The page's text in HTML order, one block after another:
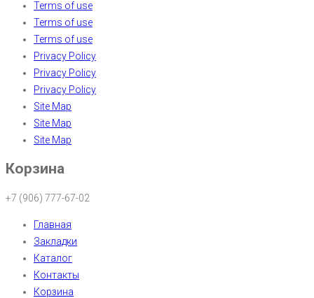
Terms of use
Terms of use
Terms of use
Privacy Policy
Privacy Policy
Privacy Policy
Site Map
Site Map
Site Map
Корзина
+7 (906) 777-67-02
Главная
Закладки
Каталог
Контакты
Корзина